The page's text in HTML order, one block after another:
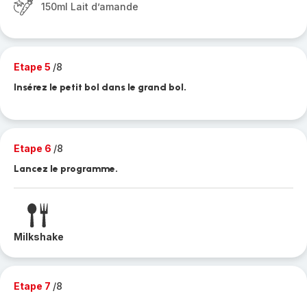
150ml Lait d’amande
Etape 5 /8
Insérez le petit bol dans le grand bol.
Etape 6 /8
Lancez le programme.
Milkshake
Etape 7 /8